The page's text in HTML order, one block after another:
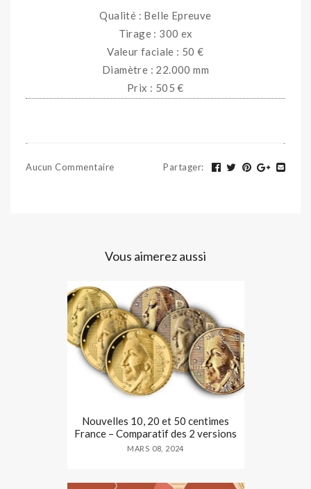
Qualité : Belle Epreuve
Tirage : 300 ex
Valeur faciale : 50 €
Diamètre : 22.000 mm
Prix : 505 €
Aucun Commentaire Partager:
Vous aimerez aussi
Nouvelles 10, 20 et 50 centimes
France – Comparatif des 2 versions
MARS 08, 2024